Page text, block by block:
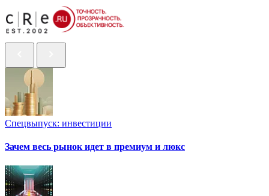
Спецвыпуск: инвестиции
Зачем весь рынок идет в премиум и люкс